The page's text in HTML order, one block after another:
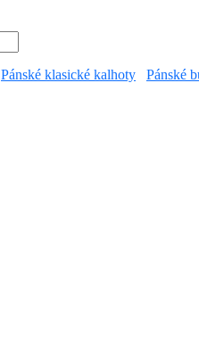
Pánské klasické kalhoty Pánské